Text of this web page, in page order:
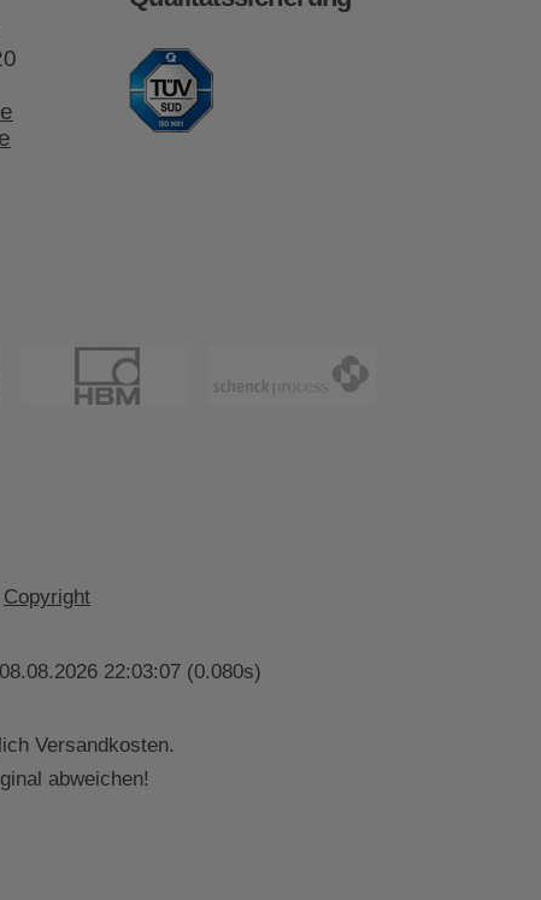
Copyright
08.08.2026 22:03:07 (0.080s)
Versandkosten.
abweichen!